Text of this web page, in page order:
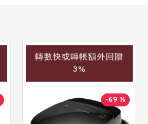
轉數快或轉帳額外回贈
3%
-69 %